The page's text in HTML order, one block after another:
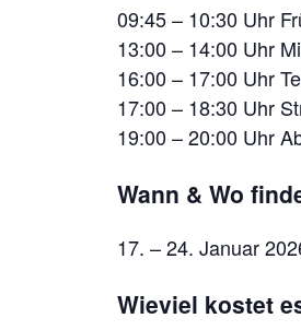
09:45 – 10:30 Uhr
13:00 – 14:00 Uhr
16:00 – 17:00 Uhr
17:00 – 18:30 Uhr
19:00 – 20:00 Uhr
Wann & Wo
17. – 24. Januar
Wieviel kostet